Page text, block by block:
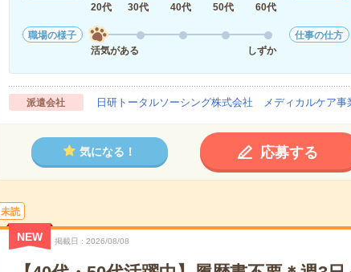
20代
30代 40代 50代 60代
職場の様子
活気がある
しずか
仕事の仕方
派遣会社 日研トータルソーシング株式会社 メディカルケア事
気になる！ 応募する
未読
NEW 掲載日 2026/08/08